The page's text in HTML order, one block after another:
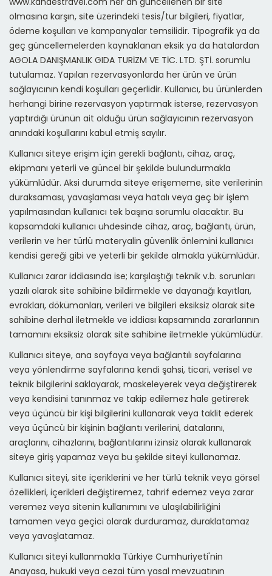
olmasına karşın, site üzerindeki tesis/tur bilgileri, fiyatlar,
ödeme koşulları ve kampanyalar temsilidir. Tipografik ya da
geç güncellemelerden kaynaklanan eksik ya da hatalardan
AGOLA DANIŞMANLIK GIDA TURİZM VE TİC. LTD. ŞTİ. sorumlu
tutulamaz. Yapılan rezervasyonlarda her ürün ve ürün
sağlayıcının kendi koşulları geçerlidir. Kullanıcı, bu ürünlerden
herhangi birine rezervasyon yaptırmak isterse, rezervasyon
yaptırdığı ürünün ait olduğu ürün sağlayıcının rezervasyon
anındaki koşullarını kabul etmiş sayılır.
Kullanıcı siteye erişim için gerekli bağlantı, cihaz, araç,
ekipmanı yeterli ve güncel bir şekilde bulundurmakla
yükümlüdür. Aksi durumda siteye erişememe, site verilerinin
duraksaması, yavaşlaması veya hatalı veya geç bir işlem
yapılmasından kullanıcı tek başına sorumlu olacaktır. Bu
kapsamdaki kullanıcı uhdesinde cihaz, araç, bağlantı, ürün,
verilerin ve her türlü materyalin güvenlik önlemini kullanıcı
kendisi gereği gibi ve yeterli bir şekilde almakla yükümlüdür.
Kullanıcı zarar iddiasında ise; karşılaştığı teknik v.b. sorunları
yazılı olarak site sahibine bildirmekle ve dayanağı kayıtları,
evrakları, dökümanları, verileri ve bilgileri eksiksiz olarak site
sahibine derhal iletmekle ve iddiası kapsamında zararlarının
tamamını eksiksiz olarak site sahibine iletmekle yükümlüdür.
Kullanıcı siteye, ana sayfaya veya bağlantılı sayfalarına
veya yönlendirme sayfalarına kendi şahsi, ticari, verisel ve
teknik bilgilerini saklayarak, maskeleyerek veya değiştirerek
veya kendisini tanınmaz ve takip edilemez hale getirerek
veya üçüncü bir kişi bilgilerini kullanarak veya taklit ederek
veya üçüncü bir kişinin bağlantı verilerini, datalarını,
araçlarını, cihazlarını, bağlantılarını izinsiz olarak kullanarak
siteye giriş yapamaz veya bu şekilde siteyi kullanamaz.
Kullanıcı siteyi, site içeriklerini ve her türlü teknik veya görsel
özellikleri, içerikleri değiştiremez, tahrif edemez veya zarar
veremez veya sitenin kullanımını ve ulaşılabilirliğini
tamamen veya geçici olarak durduramaz, duraklatamaz
veya yavaşlatamaz.
Kullanıcı siteyi kullanmakla Türkiye Cumhuriyeti'nin
Anayasa, hukuki veya cezai tüm yasal mevzuatının